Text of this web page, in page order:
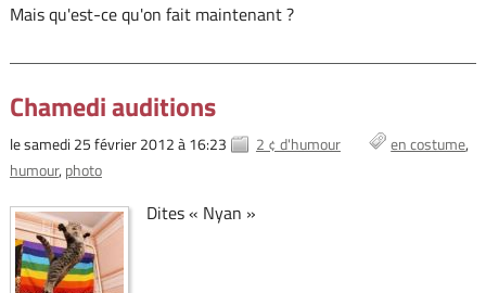
Mais qu'est-ce qu'on fait maintenant ?
Chamedi auditions
le samedi 25 février 2012 à 16:23 2 ¢ d'humour
en costume
humour photo
Dites « Nyan »